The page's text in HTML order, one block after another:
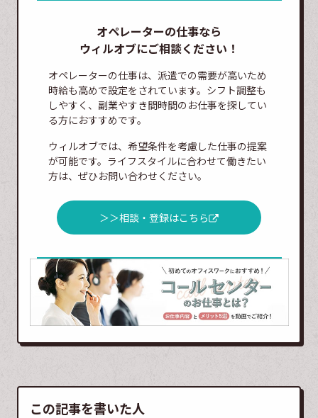
オペレーターの仕事なら
ウィルオブにご相談ください！
オペレーターの仕事は、派遣での需要が高いため
時給も高めで設定をされています。シフト調整も
しやすく、副業やすき間時間のお仕事を探してい
る方におすすめです。
ウィルオブでは、希望条件を考慮した仕事の提案
が可能です。ライフスタイルに合わせて働きたい
方は、ぜひお問い合わせください。
＞＞相談・登録はこちら
この記事を書いた人